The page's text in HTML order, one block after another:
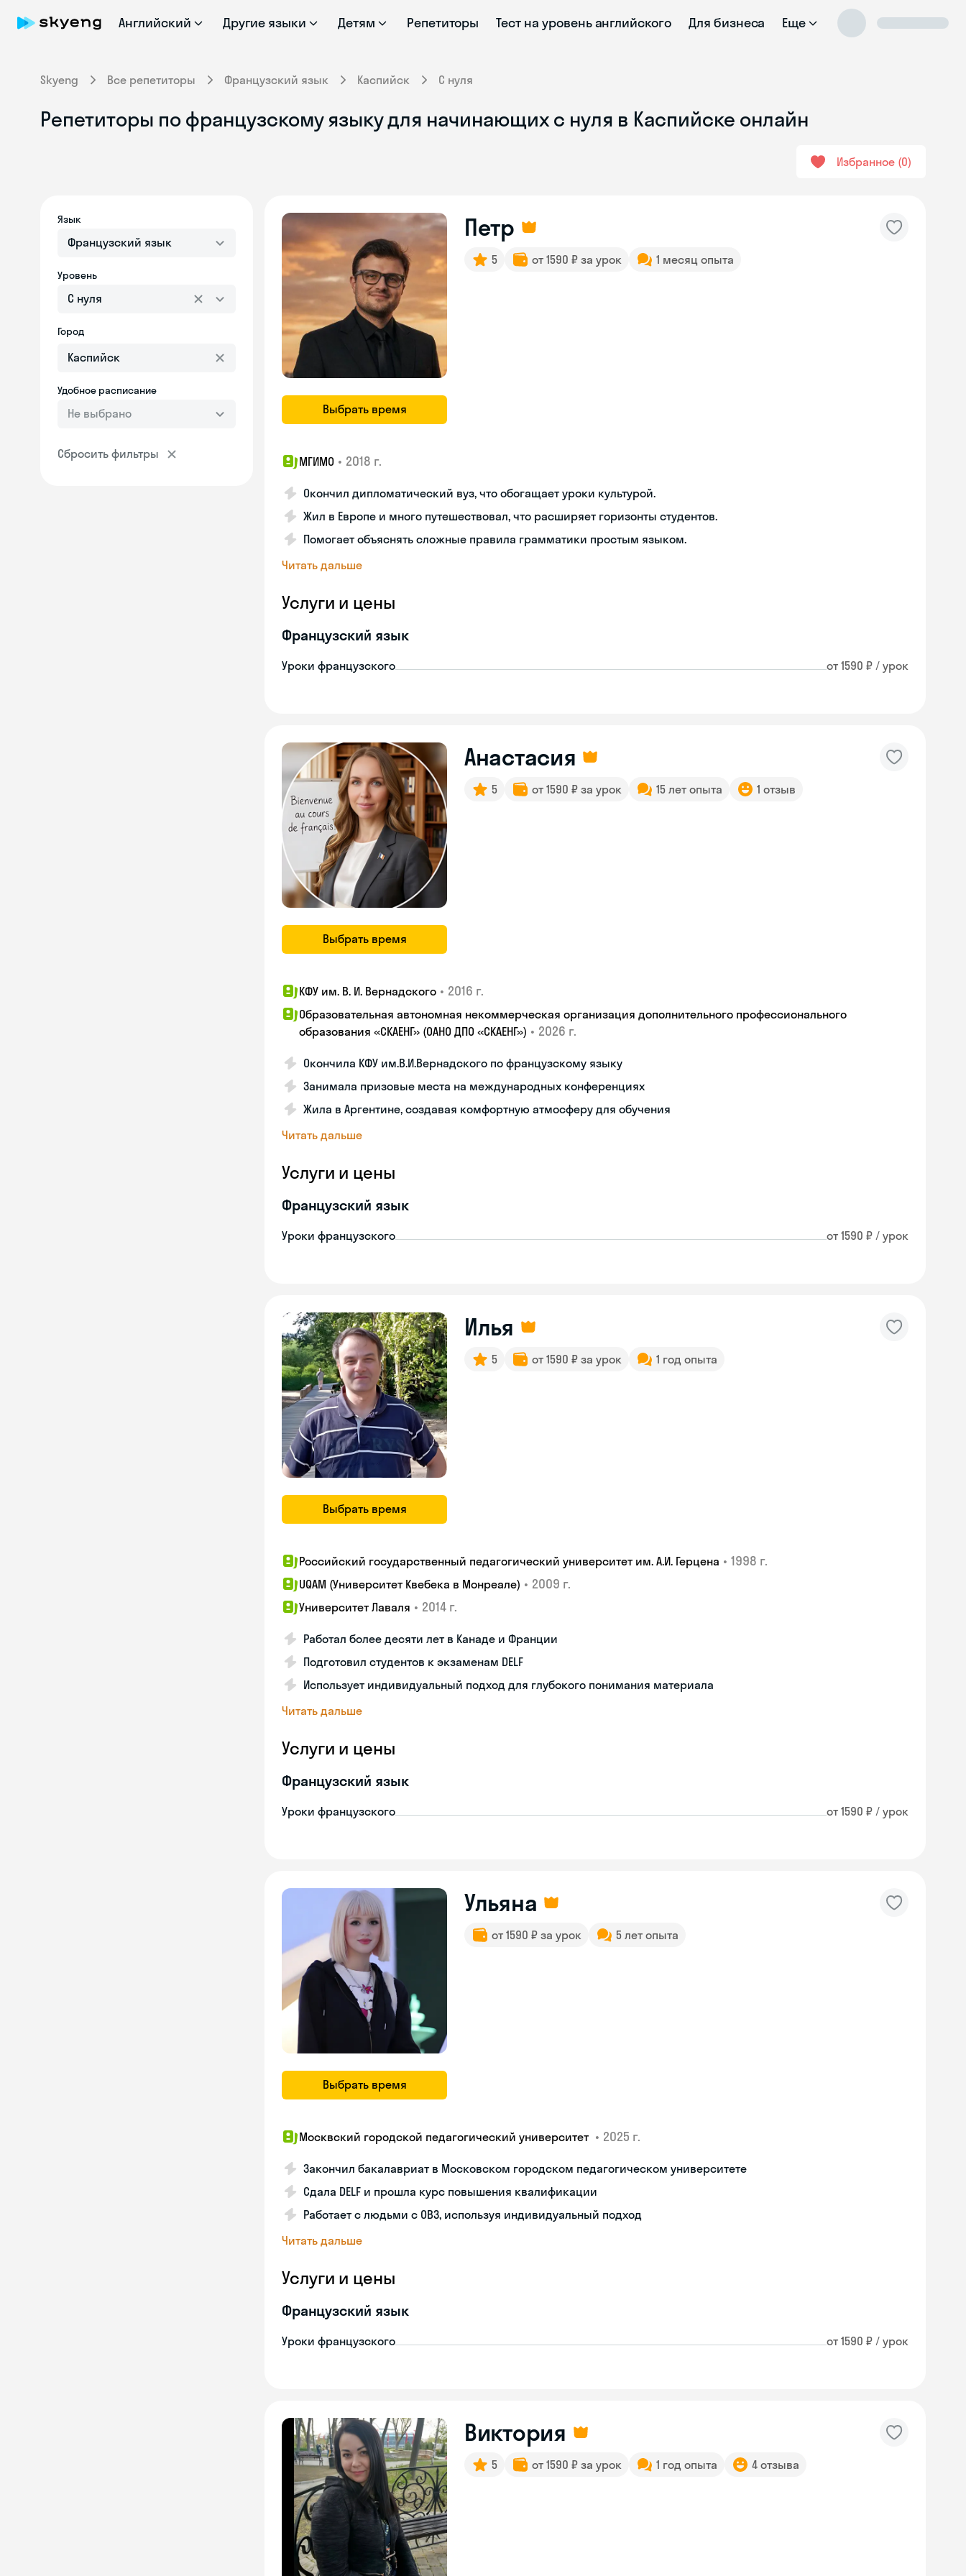
Английский Другие языки Детям Репетиторы Тест на уровень английского Для бизнеса Еще
Skyeng Все репетиторы Французский язык Каспийск С нуля
Репетиторы по французскому языку для начинающих с нуля в Каспийске онлайн
Избранное 0
Язык
Французский язык
Уровень
С нуля
Город
Удобное расписание
Не выбрано
Сбросить фильтры
Выбрать время
Петр
5 от 1590 ₽ за урок 1 месяц опыта
МГИМО • 2018 г.
Окончил дипломатический вуз, что обогащает уроки культурой.
Жил в Европе и много путешествовал, что расширяет горизонты студентов.
Помогает объяснять сложные правила грамматики простым языком.
Читать дальше
Услуги и цены
Французский язык
Уроки французского от 1590 ₽ / урок
Выбрать время
Анастасия
5 от 1590 ₽ за урок 15 лет опыта 1 отзыв
КФУ им. В. И. Вернадского • 2016 г.
Образовательная автономная некоммерческая организация дополнительного профессионального
образования «СКАЕНГ» (ОАНО ДПО «СКАЕНГ») • 2026 г.
Окончила КФУ им.В.И.Вернадского по французскому языку
Занимала призовые места на международных конференциях
Жила в Аргентине, создавая комфортную атмосферу для обучения
Читать дальше
Услуги и цены
Французский язык
Уроки французского от 1590 ₽ / урок
Выбрать время
Илья
5 от 1590 ₽ за урок 1 год опыта
Российский государственный педагогический университет им. А.И. Герцена • 1998 г.
UQAM (Университет Квебека в Монреале) • 2009 г.
Университет Лаваля • 2014 г.
Работал более десяти лет в Канаде и Франции
Подготовил студентов к экзаменам DELF
Использует индивидуальный подход для глубокого понимания материала
Читать дальше
Услуги и цены
Французский язык
Уроки французского от 1590 ₽ / урок
Выбрать время
Ульяна
от 1590 ₽ за урок 5 лет опыта
Москвский городской педагогический университет • 2025 г.
Закончил бакалавриат в Московском городском педагогическом университете
Сдала DELF и прошла курс повышения квалификации
Работает с людьми с ОВЗ, используя индивидуальный подход
Читать дальше
Услуги и цены
Французский язык
Уроки французского от 1590 ₽ / урок
Виктория
5 от 1590 ₽ за урок 1 год опыта 4 отзыва